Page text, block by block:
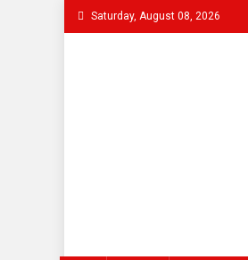
Skip
to
Saturday, August 08, 2026